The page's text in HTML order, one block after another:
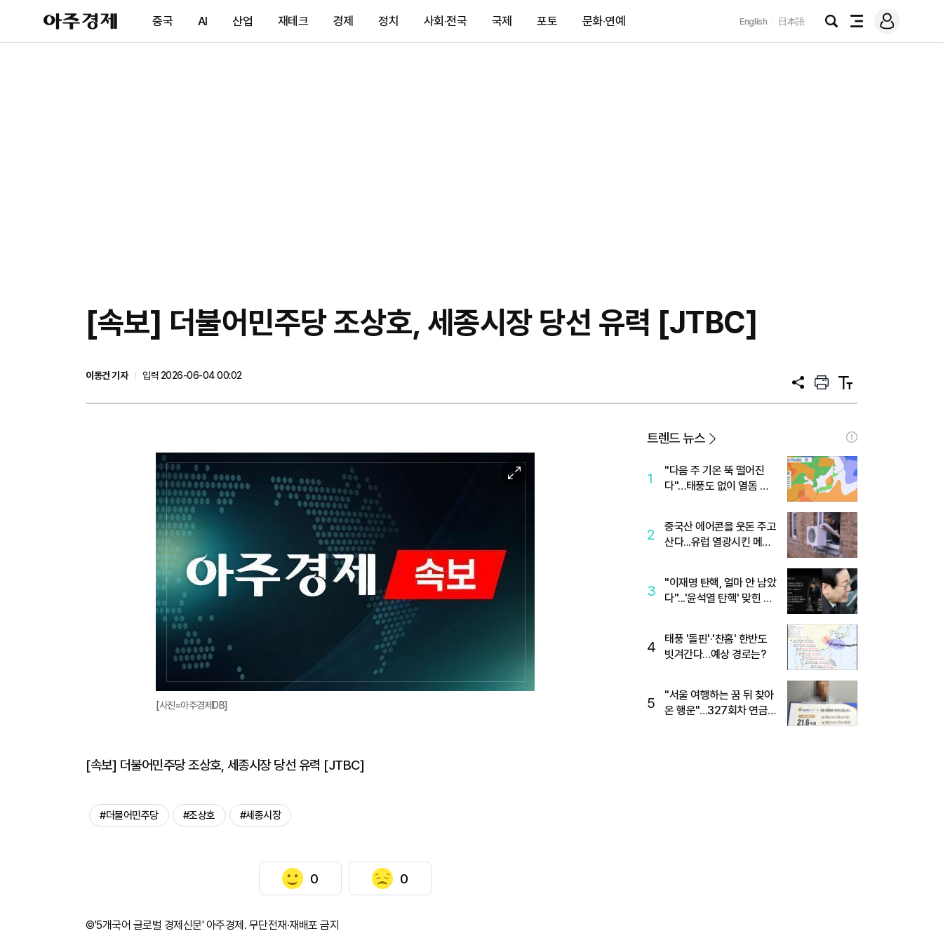
아
주
제
중국 AI 산업 재테크 경제 정치 사회·전국 국제 포토 문화·연예 English 日本語
검
전
메
그
[속보] 더불어민주당 조상호, 세종시장 당선 유력 [JTBC]
이동건 기자
입력 2026-06-04 00:02
공
프
트
텍
트
대
[사진=아주경제DB]
[속보] 더불어민주당 조상호, 세종시장 당선 유력 [JTBC]
#더불어민주당 #조상호 #세종시장
0 0
©'5개국어 글로벌 경제신문' 아주경제. 무단전재·재배포 금지
트렌드 뉴스
1
"다음 주 기온 뚝 떨어진
다"…태풍도 없이 열돔 박
2
중국산 에어콘을 웃돈 주고
산다...유럽 열광시킨 메이
3
"이재명 탄핵, 얼마 안 남았
다"...'윤석열 탄핵' 맞힌 무
4
태풍 '돌핀'·'찬홈' 한반도
빗겨간다…예상 경로는?
5
"서울 여행하는 꿈 뒤 찾아
온 행운"…327회차 연금